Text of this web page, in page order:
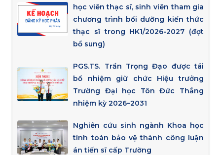
học viên thạc sĩ, sinh viên tham gia
chương trình bồi dưỡng kiến thức
thạc sĩ trong HK1/2026-2027 (đợt
bổ sung)
PGS.TS. Trần Trọng Đạo được tái
bổ nhiệm giữ chức Hiệu trưởng
Trường Đại học Tôn Đức Thắng
nhiệm kỳ 2026–2031
Nghiên cứu sinh ngành Khoa học
tính toán bảo vệ thành công luận
án tiến sĩ cấp Trường